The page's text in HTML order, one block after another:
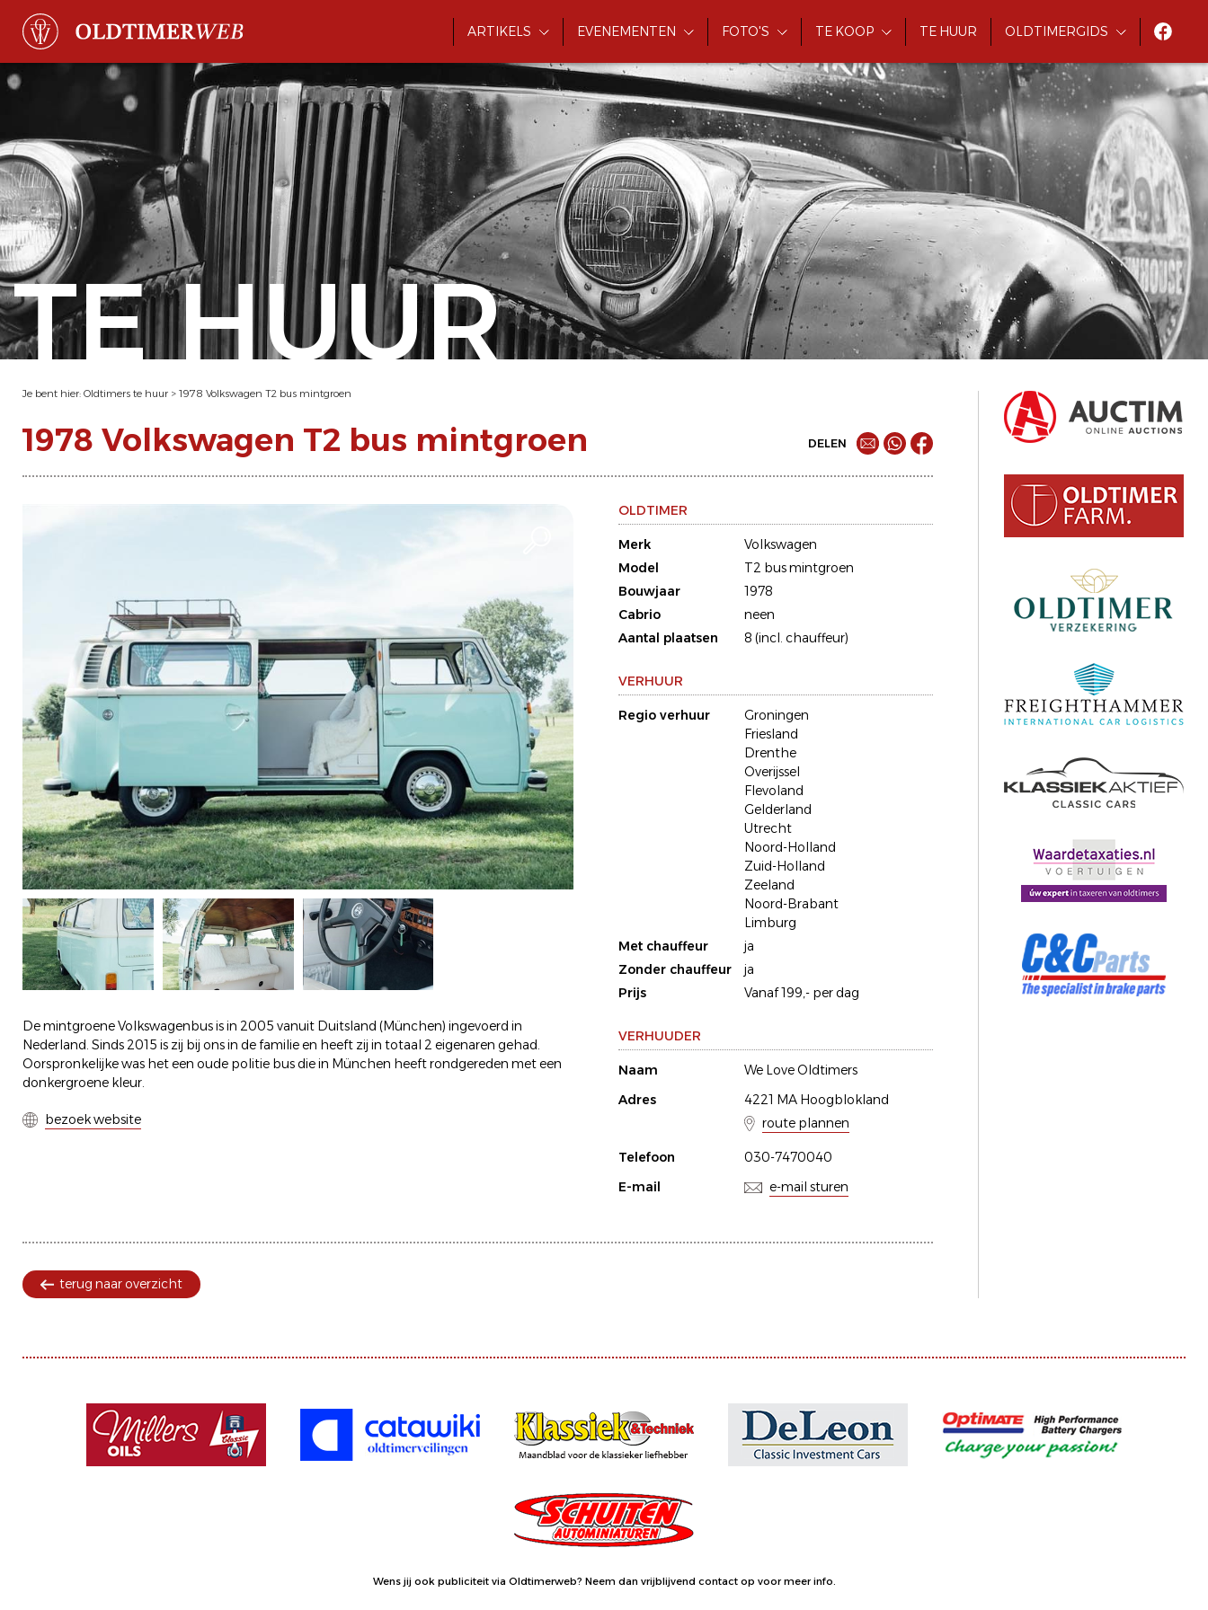
ARTIKELS EVENEMENTEN FOTO'S TE KOOP TE HUUR OLDTIMERGIDS
TE HUUR
Je bent hier: Oldtimers te huur > 1978 Volkswagen T2 bus mintgroen
1978 Volkswagen T2 bus mintgroen DELEN
De mintgroene Volkswagenbus is in 2005 vanuit Duitsland (München) ingevoerd in
Nederland. Sinds 2015 is zij bij ons in de familie en heeft zij in totaal 2 eigenaren gehad.
Oorspronkelijke was het een oude politie bus die in München heeft rondgereden met een
donkergroene kleur.
bezoek website
OLDTIMER
Merk
Volkswagen
Model
T2 bus mintgroen
Bouwjaar
1978
Cabrio
neen
Aantal plaatsen
8 (incl. chauffeur)
VERHUUR
Regio verhuur
Groningen
Friesland
Drenthe
Overijssel
Flevoland
Gelderland
Utrecht
Noord-Holland
Zuid-Holland
Zeeland
Noord-Brabant
Limburg
Met chauffeur
ja
Zonder chauffeur
ja
Prijs
Vanaf 199,- per dag
VERHUUDER
Naam
We Love Oldtimers
Adres
4221 MA Hoogblokland
route plannen
Telefoon
030-7470040
E-mail
e-mail sturen
terug naar overzicht
Wens jij ook publiciteit via Oldtimerweb? Neem dan vrijblijvend contact op voor meer info.